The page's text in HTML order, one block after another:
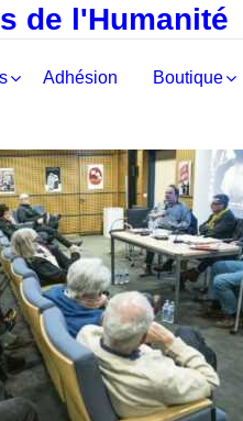
de l'Humanité
Adhésion Boutique